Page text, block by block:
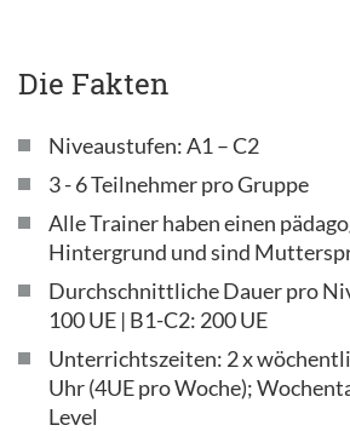
Die Fakten
Niveaustufen: A1 – C2
3 - 6 Teilnehmer pro Gruppe
Alle Trainer haben einen
Hintergrund und sind
Durchschnittliche Dauer pro
100 UE | B1-C2: 200 UE
Unterrichtszeiten: 2 x
Uhr (4UE pro Woche);
Level